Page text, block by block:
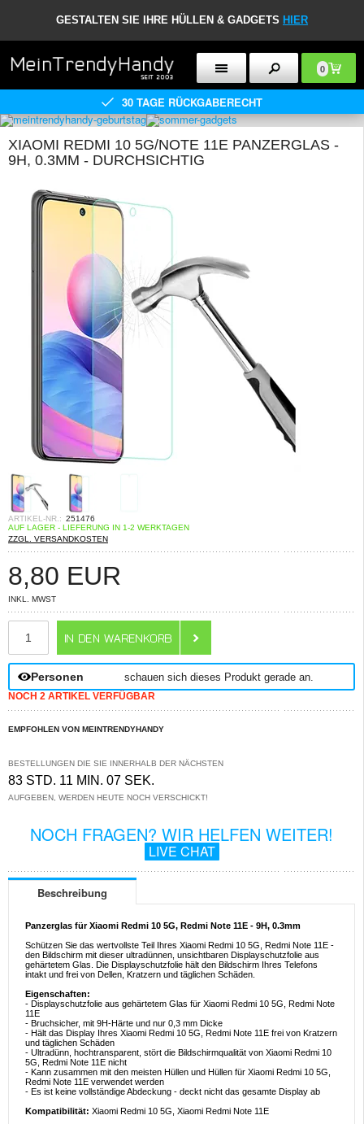
GESTALTEN SIE IHRE HÜLLEN & GADGETS HIER
0
30 TAGE RÜCKGABERECHT
XIAOMI REDMI 10 5G/NOTE 11E PANZERGLAS -
9H, 0.3MM - DURCHSICHTIG
ARTIKEL-NR.: 251476
AUF LAGER - LIEFERUNG IN 1-2 WERKTAGEN
ZZGL. VERSANDKOSTEN
8,80 EUR
INKL. MWST
Personen schauen sich dieses Produkt gerade an.
NOCH 2 ARTIKEL VERFÜGBAR
EMPFOHLEN VON MEINTRENDYHANDY
BESTELLUNGEN DIE SIE INNERHALB DER NÄCHSTEN
83 STD. 11 MIN. 07 SEK.
AUFGEBEN, WERDEN HEUTE NOCH VERSCHICKT!
NOCH FRAGEN? WIR HELFEN WEITER!
LIVE CHAT
Beschreibung
Panzerglas für Xiaomi Redmi 10 5G, Redmi Note 11E - 9H, 0.3mm
Schützen Sie das wertvollste Teil Ihres Xiaomi Redmi 10 5G, Redmi Note 11E -
den Bildschirm mit dieser ultradünnen, unsichtbaren Displayschutzfolie aus
gehärtetem Glas. Die Displayschutzfolie hält den Bildschirm Ihres Telefons
intakt und frei von Dellen, Kratzern und täglichen Schäden.
Eigenschaften:
- Displayschutzfolie aus gehärtetem Glas für Xiaomi Redmi 10 5G, Redmi Note
11E
- Bruchsicher, mit 9H-Härte und nur 0,3 mm Dicke
- Hält das Display Ihres Xiaomi Redmi 10 5G, Redmi Note 11E frei von Kratzern
und täglichen Schäden
- Ultradünn, hochtransparent, stört die Bildschirmqualität von Xiaomi Redmi 10
5G, Redmi Note 11E nicht
- Kann zusammen mit den meisten Hüllen und Hüllen für Xiaomi Redmi 10 5G,
Redmi Note 11E verwendet werden
- Es ist keine vollständige Abdeckung - deckt nicht das gesamte Display ab
Kompatibilität: Xiaomi Redmi 10 5G, Xiaomi Redmi Note 11E